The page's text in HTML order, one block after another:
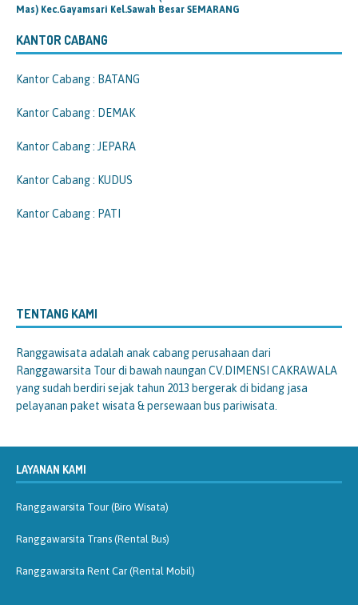
Mas) Kec.Gayamsari Kel.Sawah Besar SEMARANG
KANTOR CABANG
Kantor Cabang : BATANG
Kantor Cabang : DEMAK
Kantor Cabang : JEPARA
Kantor Cabang : KUDUS
Kantor Cabang : PATI
TENTANG KAMI
Ranggawisata adalah anak cabang perusahaan dari
Ranggawarsita Tour di bawah naungan CV.DIMENSI CAKRAWALA
yang sudah berdiri sejak tahun 2013 bergerak di bidang jasa
pelayanan paket wisata & persewaan bus pariwisata.
LAYANAN KAMI
Ranggawarsita Tour (Biro Wisata)
Ranggawarsita Trans (Rental Bus)
Ranggawarsita Rent Car (Rental Mobil)